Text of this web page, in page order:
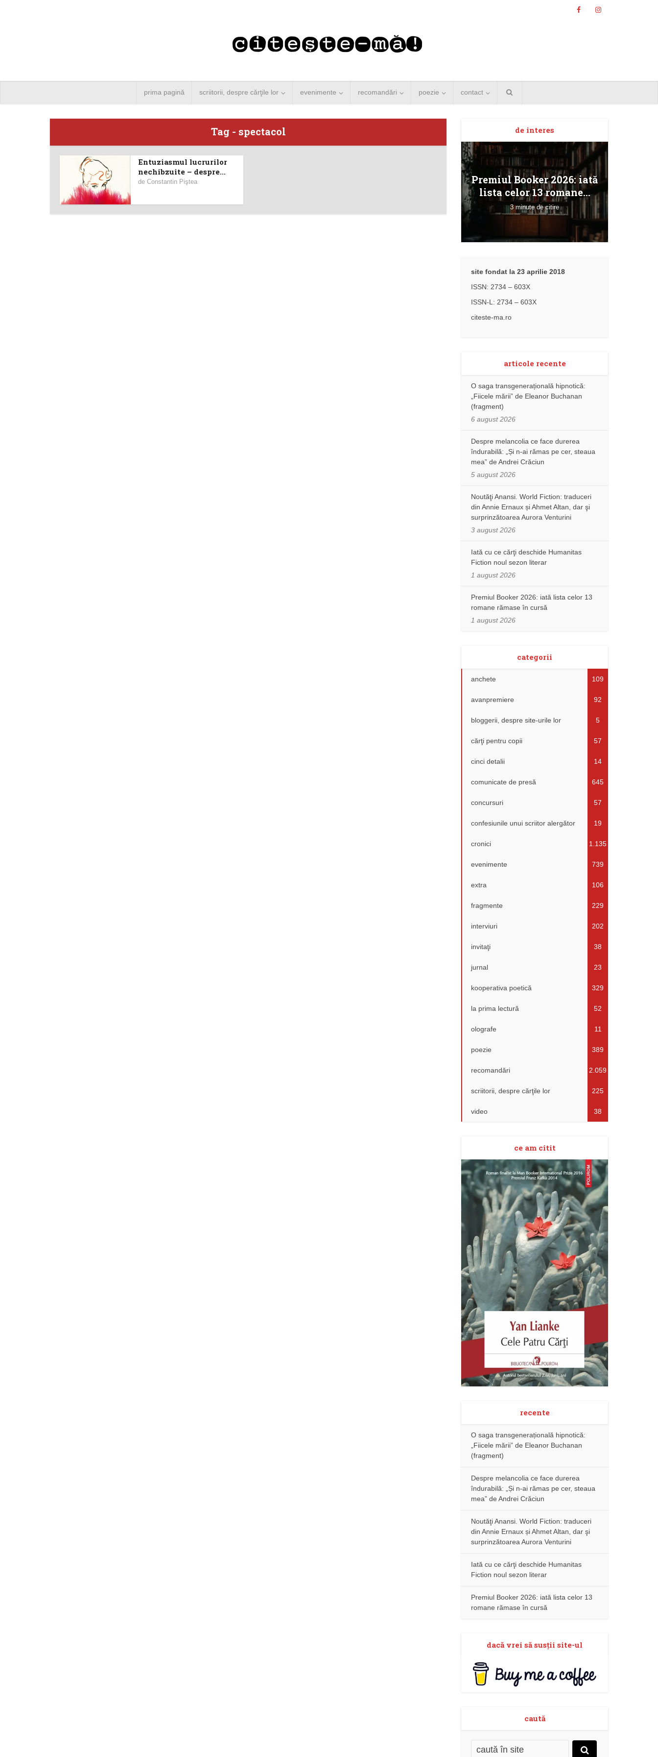
prima pagină scriitorii, despre cărţile lor evenimente recomandări poezie contact
Tag - spectacol
Entuziasmul lucrurilor
nechibzuite – despre...
de Constantin Piştea
de interes
Angela Merkel vine la
București. Lansare de
Premiul Booker 2026: iată
lista celor 13 romane...
3 minute de citire
site fondat la 23 aprilie 2018
ISSN: 2734 – 603X
ISSN-L: 2734 – 603X
citeste-ma.ro
articole recente
O saga transgenerațională hipnotică:
„Fiicele mării” de Eleanor Buchanan
(fragment)
6 august 2026
Despre melancolia ce face durerea
îndurabilă: „Și n-ai rămas pe cer, steaua
mea” de Andrei Crăciun
5 august 2026
Noutăţi Anansi. World Fiction: traduceri
din Annie Ernaux și Ahmet Altan, dar şi
surprinzătoarea Aurora Venturini
3 august 2026
Iată cu ce cărţi deschide Humanitas
Fiction noul sezon literar
1 august 2026
Premiul Booker 2026: iată lista celor 13
romane rămase în cursă
1 august 2026
categorii
anchete 109
avanpremiere 92
bloggerii, despre site-urile lor 5
cărţi pentru copii 57
cinci detalii 14
comunicate de presă 645
concursuri 57
confesiunile unui scriitor alergător 19
cronici 1.135
evenimente 739
extra 106
fragmente 229
interviuri 202
invitaţi 38
jurnal 23
kooperativa poetică 329
la prima lectură 52
olografe 11
poezie 389
recomandări 2.059
scriitorii, despre cărţile lor 225
video 38
ce am citit
recente
O saga transgenerațională hipnotică:
„Fiicele mării” de Eleanor Buchanan
(fragment)
Despre melancolia ce face durerea
îndurabilă: „Și n-ai rămas pe cer, steaua
mea” de Andrei Crăciun
Noutăţi Anansi. World Fiction: traduceri
din Annie Ernaux și Ahmet Altan, dar şi
surprinzătoarea Aurora Venturini
Iată cu ce cărţi deschide Humanitas
Fiction noul sezon literar
Premiul Booker 2026: iată lista celor 13
romane rămase în cursă
dacă vrei să susţii site-ul
caută